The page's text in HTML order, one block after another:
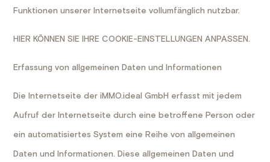
Funktionen unserer Internetseite vollumfänglich nutzbar.
HIER KÖNNEN SIE IHRE COOKIE-EINSTELLUNGEN ANPASSEN.
Erfassung von allgemeinen Daten und Informationen
Die Internetseite der iMMO.ideal GmbH erfasst mit jedem
Aufruf der Internetseite durch eine betroffene Person oder
ein automatisiertes System eine Reihe von allgemeinen
Daten und Informationen. Diese allgemeinen Daten und